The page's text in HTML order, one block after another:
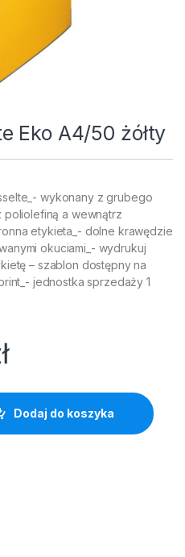
Eko A4/50 żółty
wykonany z grubego
a wewnątrz
etykieta_- dolne krawędzie
okuciami_- wydrukuj
– szablon dostępny na
jednostka sprzedaży 1
żółty quantity
Dodaj do koszyka